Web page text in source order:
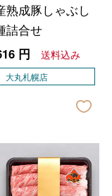
熟成豚しゃぶし
詰合せ
円 送料込み
大丸札幌店